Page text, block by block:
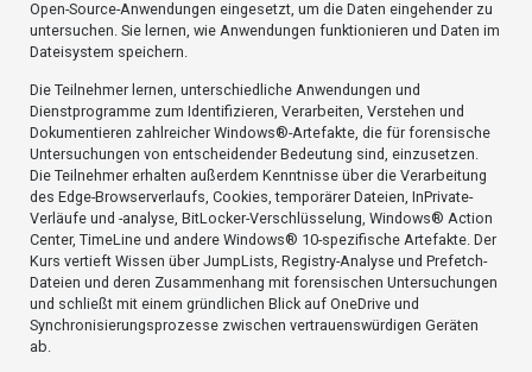
Open-Source-Anwendungen eingesetzt, um die Daten eingehender zu
untersuchen. Sie lernen, wie Anwendungen funktionieren und Daten im
Dateisystem speichern.
Die Teilnehmer lernen, unterschiedliche Anwendungen und
Dienstprogramme zum Identifizieren, Verarbeiten, Verstehen und
Dokumentieren zahlreicher Windows®-Artefakte, die für forensische
Untersuchungen von entscheidender Bedeutung sind, einzusetzen.
Die Teilnehmer erhalten außerdem Kenntnisse über die Verarbeitung
des Edge-Browserverlaufs, Cookies, temporärer Dateien, InPrivate-
Verläufe und -analyse, BitLocker-Verschlüsselung, Windows® Action
Center, TimeLine und andere Windows® 10-spezifische Artefakte. Der
Kurs vertieft Wissen über JumpLists, Registry-Analyse und Prefetch-
Dateien und deren Zusammenhang mit forensischen Untersuchungen
und schließt mit einem gründlichen Blick auf OneDrive und
Synchronisierungsprozesse zwischen vertrauenswürdigen Geräten
ab.